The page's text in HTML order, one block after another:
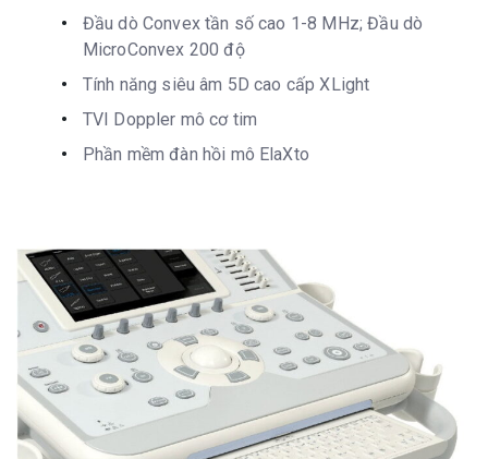
Đầu dò Convex tần số cao 1-8 MHz; Đầu dò
MicroConvex 200 độ
Tính năng siêu âm 5D cao cấp XLight
TVI Doppler mô cơ tim
Phần mềm đàn hồi mô ElaXto